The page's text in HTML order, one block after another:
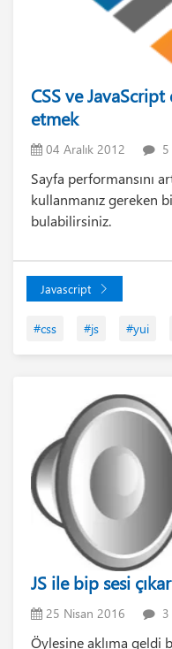
CSS ve
etmek
04 Aralık 2012 5
Sayfa performansını
kullanmanız gereken
bulabilirsiniz.
Javascript
#css #js #yui
JS ile bip sesi
25 Nisan 2016 3
Öylesine aklıma geldi